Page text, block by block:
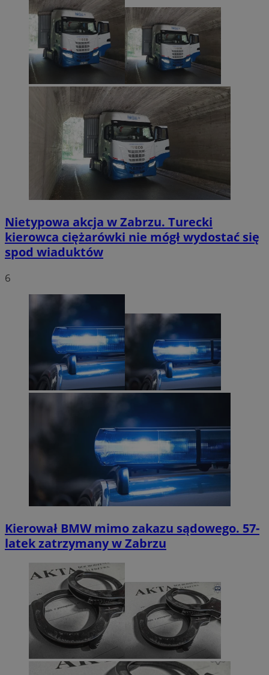
Nietypowa akcja w Zabrzu. Turecki
kierowca ciężarówki nie mógł wydostać się
spod wiaduktów
6
Kierował BMW mimo zakazu sądowego. 57-
latek zatrzymany w Zabrzu